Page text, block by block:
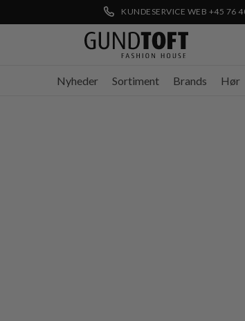
KUNDESERVICE WEB +45 76
Nyheder Sortiment Brands Hør